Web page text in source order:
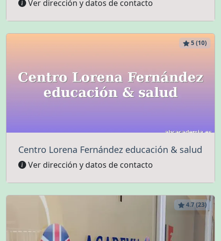
Ver dirección y datos de contacto
5 (10)
Centro Lorena Fernández educación & salud
Ver dirección y datos de contacto
4.7 (23)